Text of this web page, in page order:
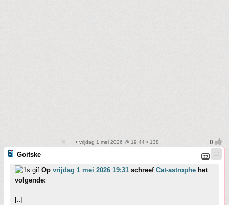
• vrijdag 1 mei 2026 @ 19:44 • 138
Goitske
Op vrijdag 1 mei 2026 19:31 schreef Cat-astrophe het
volgende:
[..]